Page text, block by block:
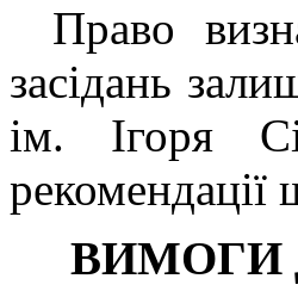
Право
засідань
ім. Ігоря
рекомендації
ВИМОГИ